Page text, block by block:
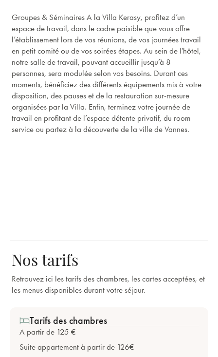
Groupes & Séminaires A la Villa Kerasy, profitez d’un
espace de travail, dans le cadre paisible que vous offre
l’établissement lors de vos réunions, de vos journées travail
en petit comité ou de vos soirées étapes. Au sein de l’hôtel,
notre salle de travail, pouvant accueillir jusqu’à 8
personnes, sera modulée selon vos besoins. Durant ces
moments, bénéficiez des différents équipements mis à votre
disposition, des pauses et de la restauration sur-mesure
organisées par la Villa. Enfin, terminez votre journée de
travail en profitant de l’espace détente privatif, du room
service ou partez à la découverte de la ville de Vannes.
Nos tarifs
Retrouvez ici les tarifs des chambres, les cartes acceptées, et
les menus disponibles durant votre séjour.
Tarifs des chambres
A partir de 125 €
Suite appartement à partir de 126€